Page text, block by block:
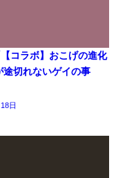
コラボ】おこげの進化
途切れないゲイの事
日